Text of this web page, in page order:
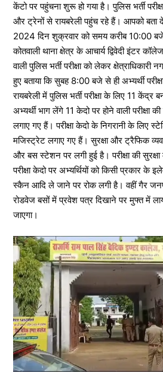
केंटो पर पहुंचना शुरू हो गया है। पुलिस भर्ती
और ट्रेनों से रायबरेली पहुंच रहे हैं। आपको बता
2024 दिन शुक्रवार को समय करीब 10:00
कोतवाली थाना क्षेत्र के आचार्य द्विवेदी इंटर
वाली पुलिस भर्ती परीक्षा को लेकर
हुए बताया कि सुबह 8:00 बजे से ही अभ्यर्थी
रायबरेली में पुलिस भर्ती परीक्षा के लिए 11
अभ्यर्थी भाग लेंगे 11 केदो पर होने वाली परीक्षा
लगाए गए हैं। परीक्षा केदो के निगरानी के लिए
मजिस्ट्रेट लगाए गए हैं। सुरक्षा और ट्रैफिक
और बस स्टेशन पर लगी हुई है। परीक्षा की
परीक्षा केदो पर अभ्यर्थियों को किसी प्रकार के
स्कैन आदि ले जाने पर रोक लगी है। वहीं गैर
रोडवेज बसों में प्रवेश पत्र दिखाने पर मुफ्त में
जाएगा।